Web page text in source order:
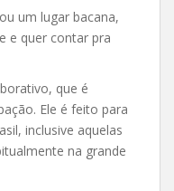
um lugar bacana,
e quer contar pra
que é
Ele é feito para
inclusive aquelas
na grande